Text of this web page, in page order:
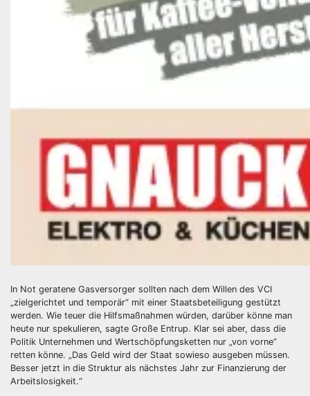
In Not geratene Gasversorger sollten nach dem Willen des VCI
„zielgerichtet und temporär“ mit einer Staatsbeteiligung gestützt
werden. Wie teuer die Hilfsmaßnahmen würden, darüber könne man
heute nur spekulieren, sagte Große Entrup. Klar sei aber, dass die
Politik Unternehmen und Wertschöpfungsketten nur „von vorne“
retten könne. „Das Geld wird der Staat sowieso ausgeben müssen.
Besser jetzt in die Struktur als nächstes Jahr zur Finanzierung der
Arbeitslosigkeit.“